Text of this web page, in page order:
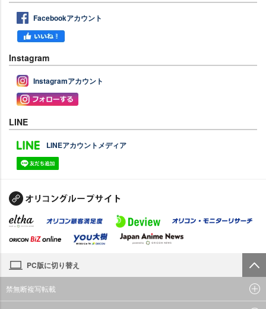
Facebookアカウント
Instagram
Instagramアカウント
LINE
LINEアカウントメディア
PC版に切り替え
禁無断複写転載